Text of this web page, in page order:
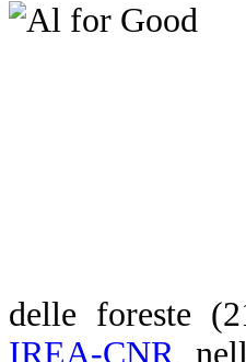
delle foreste
IREA-CNR,